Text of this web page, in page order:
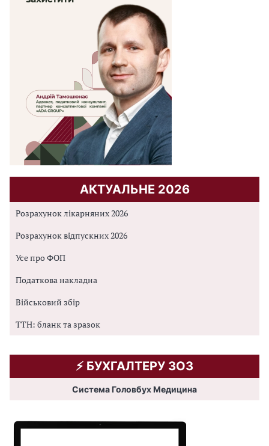
АКТУАЛЬНЕ 2026
Розрахунок лікарняних 2026
Розрахунок відпускних 2026
Усе про ФОП
Податкова накладна
Військовий збір
ТТН: бланк та зразок
⚡️ БУХГАЛТЕРУ ЗОЗ
Система Головбух Медицина